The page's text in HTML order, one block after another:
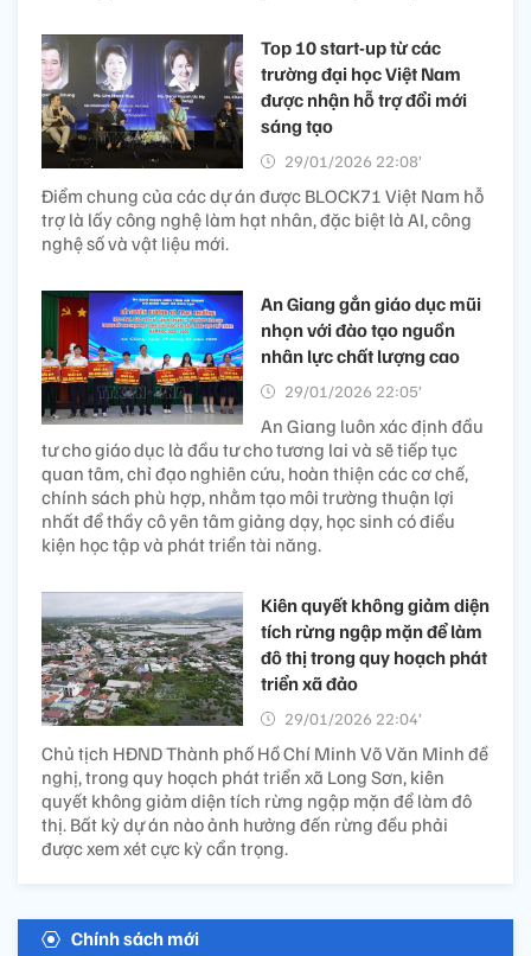
Top 10 start-up từ các
trường đại học Việt Nam
được nhận hỗ trợ đổi mới
sáng tạo
29/01/2026 22:08’
Điểm chung của các dự án được BLOCK71 Việt Nam hỗ
trợ là lấy công nghệ làm hạt nhân, đặc biệt là AI, công
nghệ số và vật liệu mới.
An Giang gắn giáo dục mũi
nhọn với đào tạo nguồn
nhân lực chất lượng cao
29/01/2026 22:05’
An Giang luôn xác định đầu
tư cho giáo dục là đầu tư cho tương lai và sẽ tiếp tục
quan tâm, chỉ đạo nghiên cứu, hoàn thiện các cơ chế,
chính sách phù hợp, nhằm tạo môi trường thuận lợi
nhất để thầy cô yên tâm giảng dạy, học sinh có điều
kiện học tập và phát triển tài năng.
Kiên quyết không giảm diện
tích rừng ngập mặn để làm
đô thị trong quy hoạch phát
triển xã đảo
29/01/2026 22:04’
Chủ tịch HĐND Thành phố Hồ Chí Minh Võ Văn Minh đề
nghị, trong quy hoạch phát triển xã Long Sơn, kiên
quyết không giảm diện tích rừng ngập mặn để làm đô
thị. Bất kỳ dự án nào ảnh hưởng đến rừng đều phải
được xem xét cực kỳ cẩn trọng.
Chính sách mới